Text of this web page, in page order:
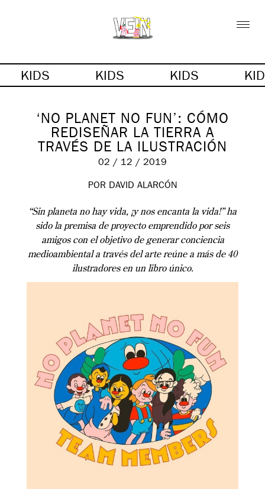
KIDS KIDS KIDS
‘NO PLANET NO FUN’: CÓMO
REDISEÑAR LA TIERRA A
TRAVÉS DE LA ILUSTRACIÓN
02 / 12 / 2019
POR DAVID ALARCÓN
“Sin planeta no hay vida, ¡y nos encanta la vida!” ha
sido la premisa de proyecto emprendido por seis
amigos con el objetivo de generar conciencia
medioambiental a través del arte reúne a más de 40
ilustradores en un libro único.